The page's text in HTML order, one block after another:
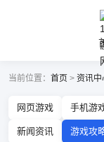
当前位置： 首页 > 资讯中
网页游戏 手机游
新闻资讯 游戏攻